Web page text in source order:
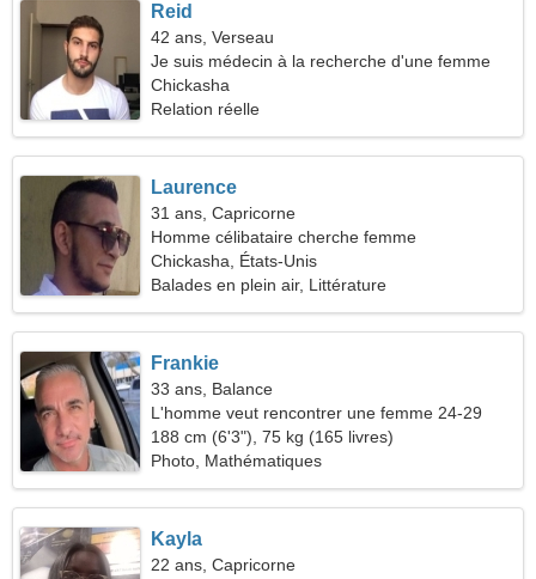
Reid
42 ans, Verseau
Je suis médecin à la recherche d'une femme
séduisante
Chickasha
Relation réelle
Laurence
31 ans, Capricorne
Homme célibataire cherche femme
Chickasha, États-Unis
Balades en plein air, Littérature
Frankie
33 ans, Balance
L'homme veut rencontrer une femme 24-29
188 cm (6'3"), 75 kg (165 livres)
Photo, Mathématiques
Kayla
22 ans, Capricorne